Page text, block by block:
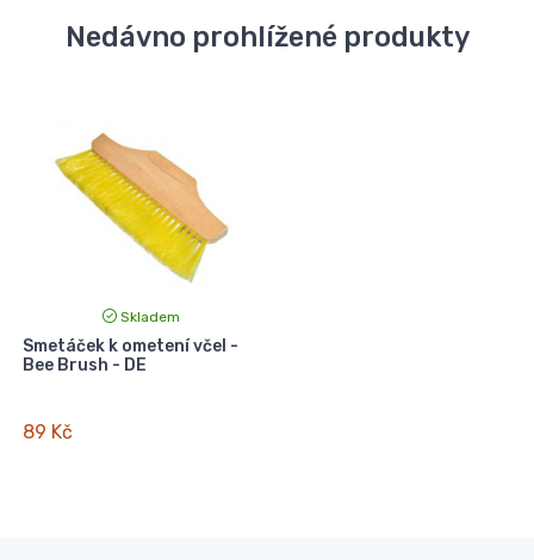
Nedávno prohlížené produkty
Skladem
Smetáček k ometení včel -
Bee Brush - DE
89 Kč